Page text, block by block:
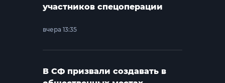
участников спецоперации
вчера 13:35
В СФ призвали создавать в